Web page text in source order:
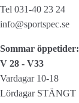
Tel 031-40 23 24
info@sportspec.se
Sommar öppetider:
V 28 - V33
Vardagar 10-18
Lördagar STÄNGT